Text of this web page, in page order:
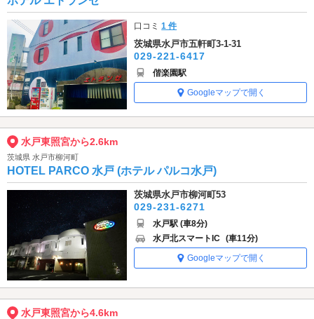
口コミ1 件
茨城県水戸市五軒町3-1-31
029-221-6417
偕楽園駅
Googleマップで開く
水戸東照宮から2.6km
茨城県 水戸市柳河町
HOTEL PARCO 水戸 (ホテル パルコ水戸)
茨城県水戸市柳河町53
029-231-6271
水戸駅 (車8分)
水戸北スマートIC (車11分)
Googleマップで開く
水戸東照宮から4.6km